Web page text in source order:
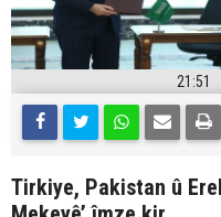
21:51
Tirkiye, Pakistan û